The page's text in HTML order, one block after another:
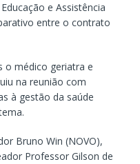
e Assistência
entre o contrato
o médico geriatra e
na reunião com
à gestão da saúde
Bruno Win (NOVO),
Professor Gilson de